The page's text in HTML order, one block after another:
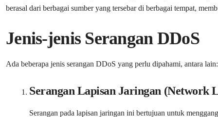
berasal dari berbagai sumber yang tersebar di berbagai tempat,
Jenis-jenis Serangan DDoS
Ada beberapa jenis serangan DDoS yang perlu dipahami, antara lain:
Serangan Lapisan Jaringan (Network
Serangan pada lapisan jaringan ini bertujuan untuk